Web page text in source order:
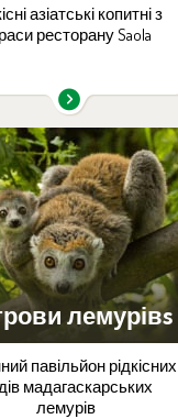
азіатські копитні з
ресторану Saola
лемурівs
павільйон рідкісних
мадагаскарських
лемурів